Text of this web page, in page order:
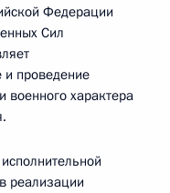
Федерации
Сил
и проведение
военного характера
реализации